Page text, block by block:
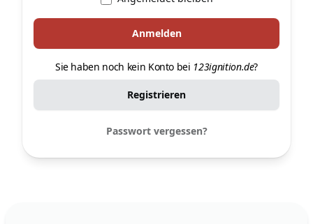
Sie haben noch kein Konto bei 123ignition.de?
Registrieren
Passwort vergessen?